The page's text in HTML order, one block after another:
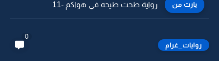
بارت من رواية طحت طيحه في هواكم -10
روايات_غرام
0